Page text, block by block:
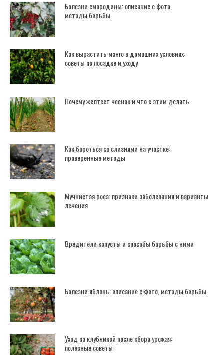
Болезни смородины: описание с фото,
методы борьбы
Как вырастить манго в домашних условиях:
советы по посадке и уходу
Почему желтеет чеснок и что с этим делать
Как бороться со слизнями на участке:
проверенные методы
Мучнистая роса: признаки заболевания и варианты
лечения
Вредители капусты и способы борьбы с ними
Болезни яблонь: описание с фото, методы борьбы
Уход за клубникой после сбора урожая:
полезные советы